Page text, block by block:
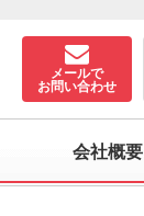
メールで
お問い合わせ
会社概要